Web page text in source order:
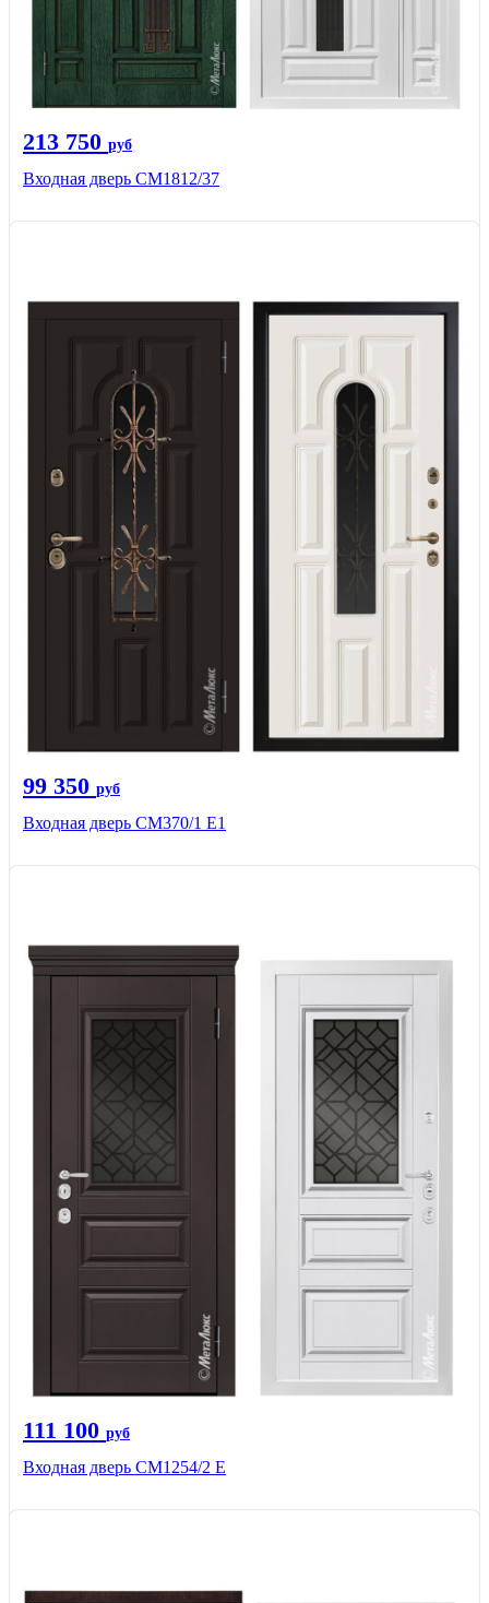
213 750 руб
Входная дверь СМ1812/37
99 350 руб
Входная дверь СМ370/1 Е1
111 100 руб
Входная дверь СМ1254/2 E